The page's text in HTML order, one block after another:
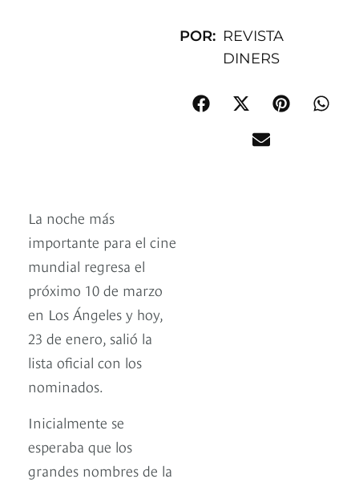
POR: REVISTA
DINERS
La noche más
importante para el cine
mundial regresa el
próximo 10 de marzo
en Los Ángeles y hoy,
23 de enero, salió la
lista oficial con los
nominados.
Inicialmente se
esperaba que los
grandes nombres de la